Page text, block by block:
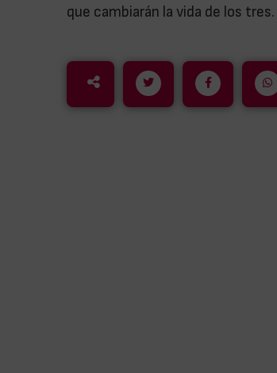
que cambiarán la vida de los tres.